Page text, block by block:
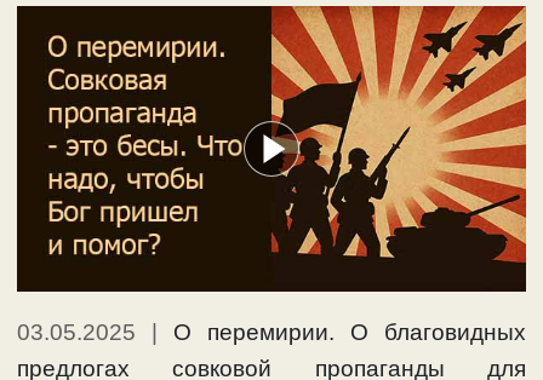
03.05.2025 | О перемирии. О благовидных
предлогах совковой пропаганды для